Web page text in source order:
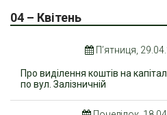
04 – Квітень
П’ятниця,
Про виділення коштів на
по вул. Залізничній